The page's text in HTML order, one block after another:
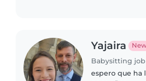
Yajaira
Babysitting
espero que ha